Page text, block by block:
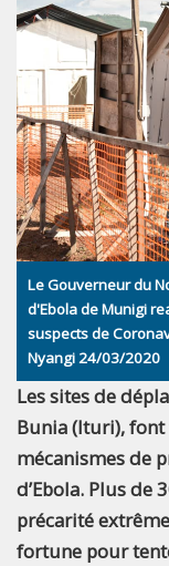
Le Gouverneur du
d'Ebola de Munigi
suspects de
Nyangi 24/03/2020
Les sites de
Bunia (Ituri),
mécanismes de
d’Ebola. Plus de
précarité
fortune pour